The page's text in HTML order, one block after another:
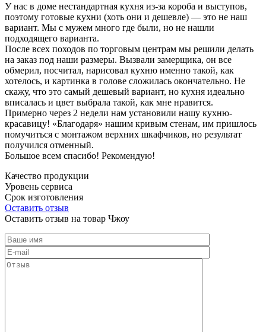
У нас в доме нестандартная кухня из-за короба и выступов,
поэтому готовые кухни (хоть они и дешевле) — это не наш
вариант. Мы с мужем много где были, но не нашли
подходящего варианта.
После всех походов по торговым центрам мы решили делать
на заказ под наши размеры. Вызвали замерщика, он все
обмерил, посчитал, нарисовал кухню именно такой, как
хотелось, и картинка в голове сложилась окончательно. Не
скажу, что это самый дешевый вариант, но кухня идеально
вписалась и цвет выбрала такой, как мне нравится.
Примерно через 2 недели нам установили нашу кухню-
красавицу! «Благодаря» нашим кривым стенам, им пришлось
помучиться с монтажом верхних шкафчиков, но результат
получился отменный.
Большое всем спасибо! Рекомендую!
Качество продукции
Уровень сервиса
Срок изготовления
Оставить отзыв
Оставить отзыв на товар Чжоу